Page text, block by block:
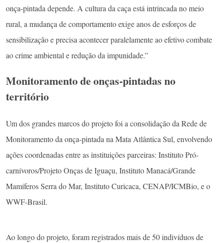
onça-pintada depende. A cultura da caça está intrincada no meio
rural, a mudança de comportamento exige anos de esforços de
sensibilização e precisa acontecer paralelamente ao efetivo combate
ao crime ambiental e redução da impunidade.”
Monitoramento de onças-pintadas no
território
Um dos grandes marcos do projeto foi a consolidação da Rede de
Monitoramento da onça-pintada na Mata Atlântica Sul, envolvendo
ações coordenadas entre as instituições parceiras: Instituto Pró-
carnívoros/Projeto Onças de Iguaçu, Instituto Manacá/Grande
Mamíferos Serra do Mar, Instituto Curicaca, CENAP/ICMBio, e o
WWF-Brasil.
Ao longo do projeto, foram registrados mais de 50 indivíduos de